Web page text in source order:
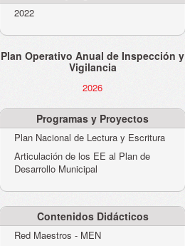
2022
Plan Operativo Anual de Inspección y
Vigilancia
2026
Programas y Proyectos
Plan Nacional de Lectura y Escritura
Articulación de los EE al Plan de
Desarrollo Municipal
Contenidos Didácticos
Red Maestros - MEN